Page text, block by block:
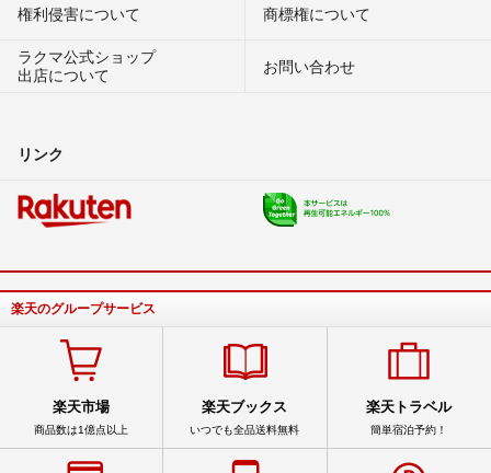
権利侵害について
商標権について
ラクマ公式ショップ
出店について
お問い合わせ
リンク
楽天のグループサービス
楽天市場
商品数は1億点以上
楽天ブックス
いつでも全品送料無料
楽天トラベル
簡単宿泊予約！